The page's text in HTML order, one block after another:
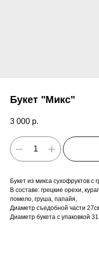
Букет "Микс"
3 000 р.
Букет из микса сухофруктов с
В составе: грецкие орехи,
помело, груша, папайя,
Диаметр съедобной части
Диаметр букета с упаковкой